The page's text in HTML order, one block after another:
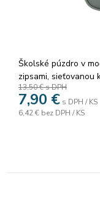
Školské púzdro v
zipsami, sieťovanou
pútkami po oboch
volné uloženie
pre školákov na 2.
13,50 €s DPH
7,90 € s DPH / KS
6,42 € bez DPH / KS